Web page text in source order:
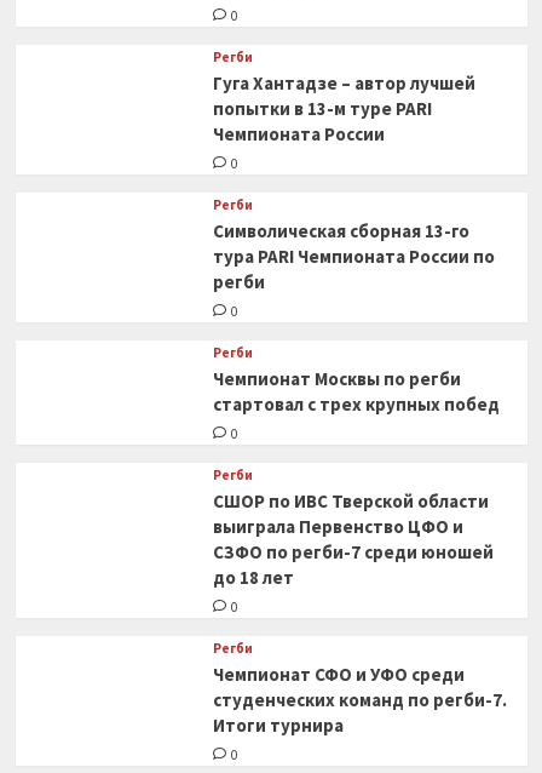
0
Регби
Гуга Хантадзе – автор лучшей
попытки в 13-м туре PARI
Чемпионата России
0
Регби
Символическая сборная 13-го
тура PARI Чемпионата России по
регби
0
Регби
Чемпионат Москвы по регби
стартовал с трех крупных побед
0
Регби
СШОР по ИВС Тверской области
выиграла Первенство ЦФО и
СЗФО по регби-7 среди юношей
до 18 лет
0
Регби
Чемпионат СФО и УФО среди
студенческих команд по регби-7.
Итоги турнира
0